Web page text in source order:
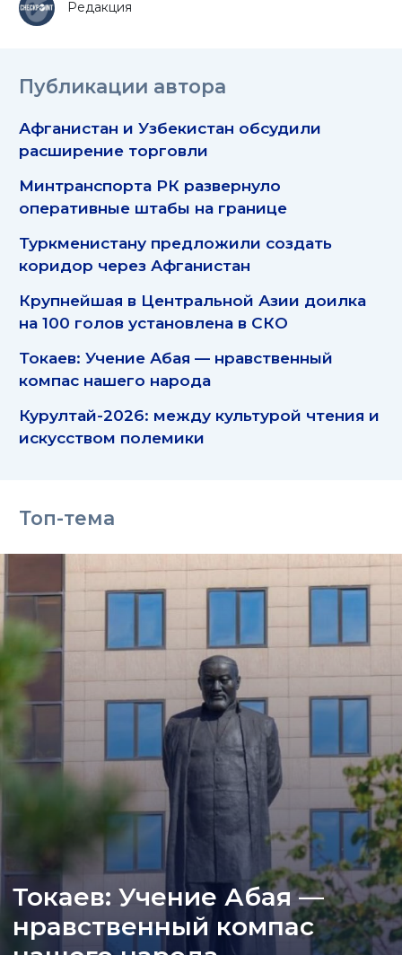
Редакция
Публикации автора
Афганистан и Узбекистан обсудили
расширение торговли
Минтранспорта РК развернуло
оперативные штабы на границе
Туркменистану предложили создать
коридор через Афганистан
Крупнейшая в Центральной Азии доилка
на 100 голов установлена в СКО
Токаев: Учение Абая — нравственный
компас нашего народа
Курултай-2026: между культурой чтения и
искусством полемики
Топ-тема
Токаев: Учение Абая —
нравственный компас